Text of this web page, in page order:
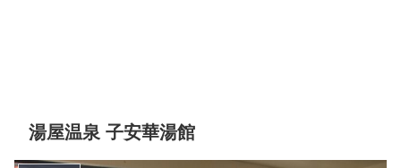
湯屋温泉 子安華湯館